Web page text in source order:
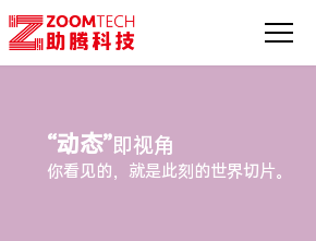
“动态”即视角
你看见的，就是此刻的世界切片。